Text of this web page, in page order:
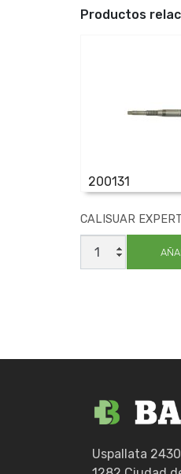
Productos
200131
CALISUAR
CALISUAR
EXPERT_GUIA
37
Uspallata 2430